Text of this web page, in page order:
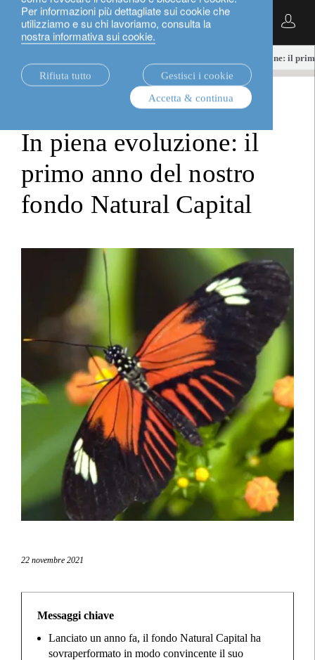
Per informazioni più dettagliate sui cookie che
utilizziamo e su chi lavoriamo, consulta la
nostra informativa sui cookie.
Rifiuta tutto
Gestisci i cookie
Accetta & continua
Italiano
In piena evoluzione: il
In piena evoluzione: il
primo anno del nostro
fondo Natural Capital
22 novembre 2021
Messaggi chiave
Lanciato un anno fa, il fondo Natural Capital ha
sovraperformato in modo convincente il suo